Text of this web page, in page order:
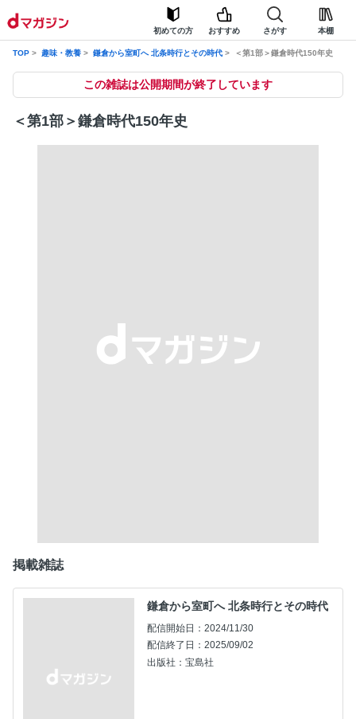
初めての方 おすすめ さがす 本棚
TOP 趣味・教養 鎌倉から室町へ 北条時行とその時代 ＜第1部＞鎌倉時代150年史
この雑誌は公開期間が終了しています
＜第1部＞鎌倉時代150年史
掲載雑誌
鎌倉から室町へ 北条時行とその時代
配信開始日：2024/11/30
配信終了日：2025/09/02
出版社：宝島社